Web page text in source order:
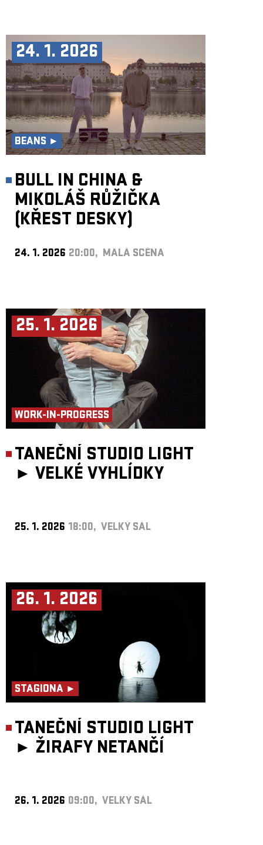
24. 1. 2026
BEANS ►
BULL IN CHINA &
MIKOLÁŠ RŮŽIČKA
(KŘEST DESKY)
24. 1. 2026 20:00, MALÁ SCÉNA
25. 1. 2026
WORK-IN-PROGRESS
TANEČNÍ STUDIO LIGHT
► VELKÉ VYHLÍDKY
25. 1. 2026 18:00, VELKÝ SÁL
26. 1. 2026
STAGIONA ►
TANEČNÍ STUDIO LIGHT
► ŽIRAFY NETANČÍ
26. 1. 2026 09:00, VELKÝ SÁL